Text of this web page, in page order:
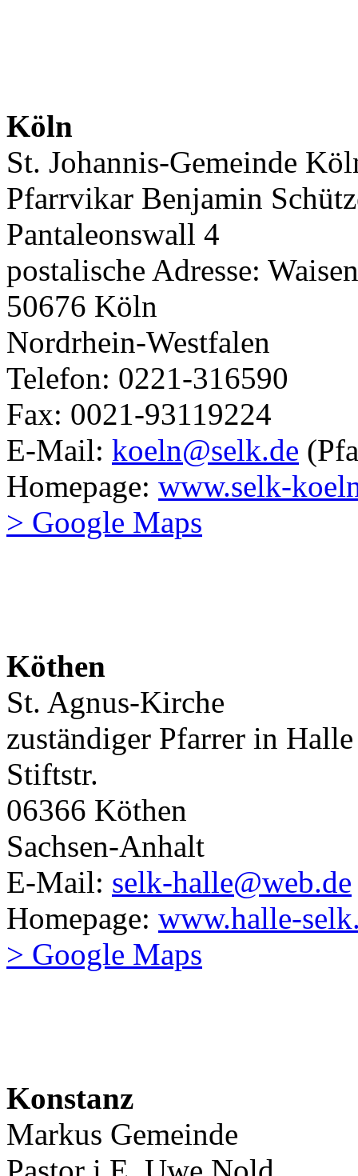
Köln
St. Johannis-Gemeinde
Pfarrvikar Benjamin
Pantaleonswall 4
postalische Adresse:
50676 Köln
Nordrhein-Westfalen
Telefon: 0221-316590
Fax: 0021-93119224
E-Mail: koeln@selk.de
Homepage: www.selk-
> Google Maps
Köthen
St. Agnus-Kirche
zuständiger Pfarrer in Halle
Stiftstr.
06366 Köthen
Sachsen-Anhalt
E-Mail: selk-halle@web.de
Homepage: www.halle-
> Google Maps
Konstanz
Markus Gemeinde